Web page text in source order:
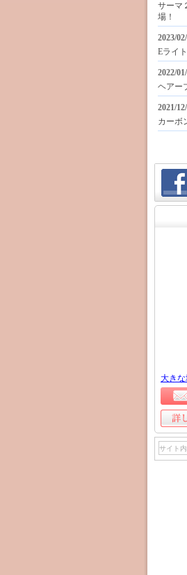
サーマ
場！
2023/
Eライ
2022/
ヘアー
2021/
カーボ
大き